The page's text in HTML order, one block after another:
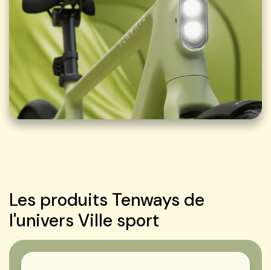
Les produits Tenways de
l'univers Ville sport